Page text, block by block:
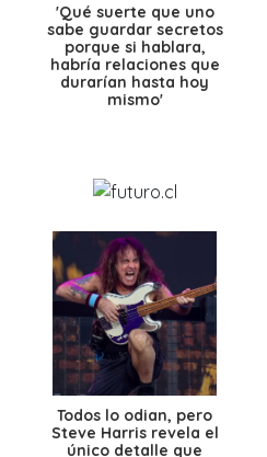
'Qué suerte que uno
sabe guardar secretos
porque si hablara,
habría relaciones que
durarían hasta hoy
mismo'
Todos lo odian, pero
Steve Harris revela el
único detalle que